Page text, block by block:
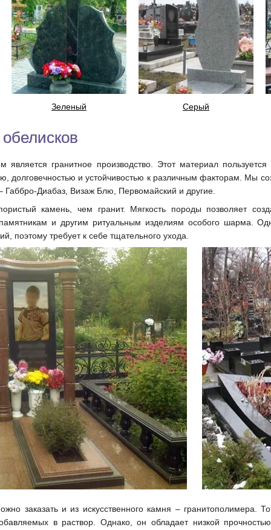
Зеленый Серый
является гранитное производство. Этот материал
долговечностью и устойчивостью к различным факторам. Мы
Габбро-Диабаз, Визаж Блю, Первомайский и другие.
камень, чем гранит. Мягкость породы позволяет
и другим ритуальным изделиям особого шарма.
поэтому требует к себе тщательного ухода.
заказать и из искусственного камня – гранитополимера.
в раствор. Однако, он обладает низкой